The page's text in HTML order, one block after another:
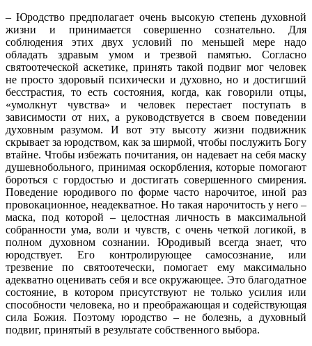
– Юродство предполагает очень высокую степень духовной
жизни и принимается совершенно сознательно. Для
соблюдения этих двух условий по меньшей мере надо
обладать здравым умом и трезвой памятью. Согласно
святоотеческой аскетике, принять такой подвиг мог человек
не просто здоровый психически и духовно, но и достигший
бесстрастия, то есть состояния, когда, как говорили отцы,
«умолкнут чувства» и человек перестает поступать в
зависимости от них, а руководствуется в своем поведении
духовным разумом. И вот эту высоту жизни подвижник
скрывает за юродством, как за ширмой, чтобы послужить Богу
втайне. Чтобы избежать почитания, он надевает на себя маску
душевнобольного, принимая оскорбления, которые помогают
бороться с гордостью и достигать совершенного смирения.
Поведение юродивого по форме часто нарочитое, иной раз
провокационное, неадекватное. Но такая нарочитость у него –
маска, под которой – целостная личность в максимальной
собранности ума, воли и чувств, с очень четкой логикой, в
полном духовном сознании. Юродивый всегда знает, что
юродствует. Его контролирующее самосознание, или
трезвение по святоотечески, помогает ему максимально
адекватно оценивать себя и все окружающее. Это благодатное
состояние, в котором присутствуют не только усилия или
способности человека, но и преображающая и содействующая
сила Божия. Поэтому юродство – не болезнь, а духовный
подвиг, принятый в результате собственного выбора.